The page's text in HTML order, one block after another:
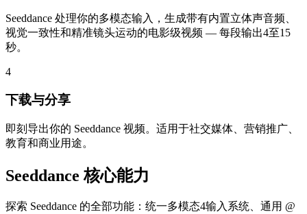
Seeddance 处理你的多模态输入，生成带有内置立体声音频、
视觉一致性和精准镜头运动的电影级视频 — 每段输出4至15
秒。
4
下载与分享
即刻导出你的 Seeddance 视频。适用于社交媒体、营销推广、
教育和商业用途。
Seeddance 核心能力
探索 Seeddance 的全部功能：统一多模态4输入系统、通用 @